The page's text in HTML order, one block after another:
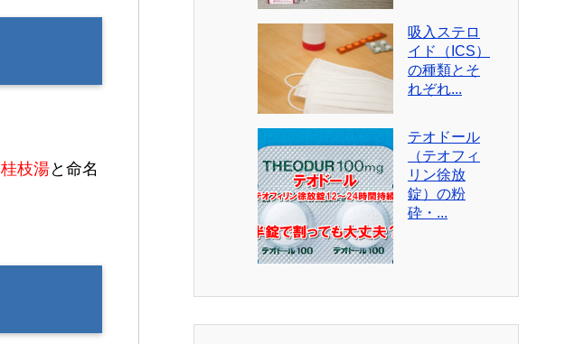
桂枝湯と命名
吸入ステロ
イド（ICS）
の種類とそ
れぞれ...
テオドール
（テオフィ
リン徐放
錠）の粉
砕・...